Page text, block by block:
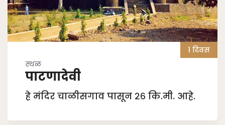
1 दिवस
स्थळ
श्री क्षेत्र पद्मालय
हे मंदिर जळगाव पासून 30 कि.मी. अंतरावर